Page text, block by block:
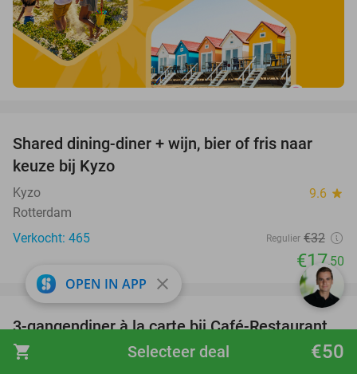
shopping_cart €50
Selecteer deal
45%
Shared dining-diner + wijn, bier of fris naar
keuze bij Kyzo
Kyzo 9.6 star
Rotterdam
Verkocht: 465
Regulier €32
€17,50
43%
favorite_border
3-gangendiner à la carte bij Café-Restaurant
De Gouden Leeuw
OPEN IN APP close